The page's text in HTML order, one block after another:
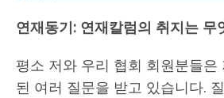
연재동기: 연재칼럼의 취지는 무
평소 저와 우리 협회 회원분들은
된 여러 질문을 받고 있습니다.